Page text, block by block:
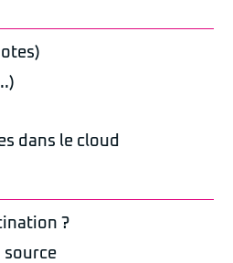
dans le cloud
?
source